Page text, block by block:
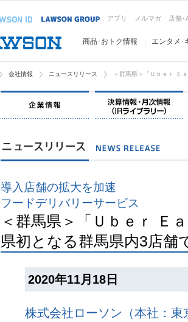
アプリ メルマガ 店舗･
商品･おトク情報 エンタメ･
会社情報 ニュースリリース ＜群馬県＞「Ｕｂｅｒ Ｅ
企業情報
導入店舗の拡大を加速
フードデリバリーサービス
＜群馬県＞「Ｕｂｅｒ Ｅ
県初となる群馬県内3店舗
2020年11月18日
株式会社ローソン（本社：